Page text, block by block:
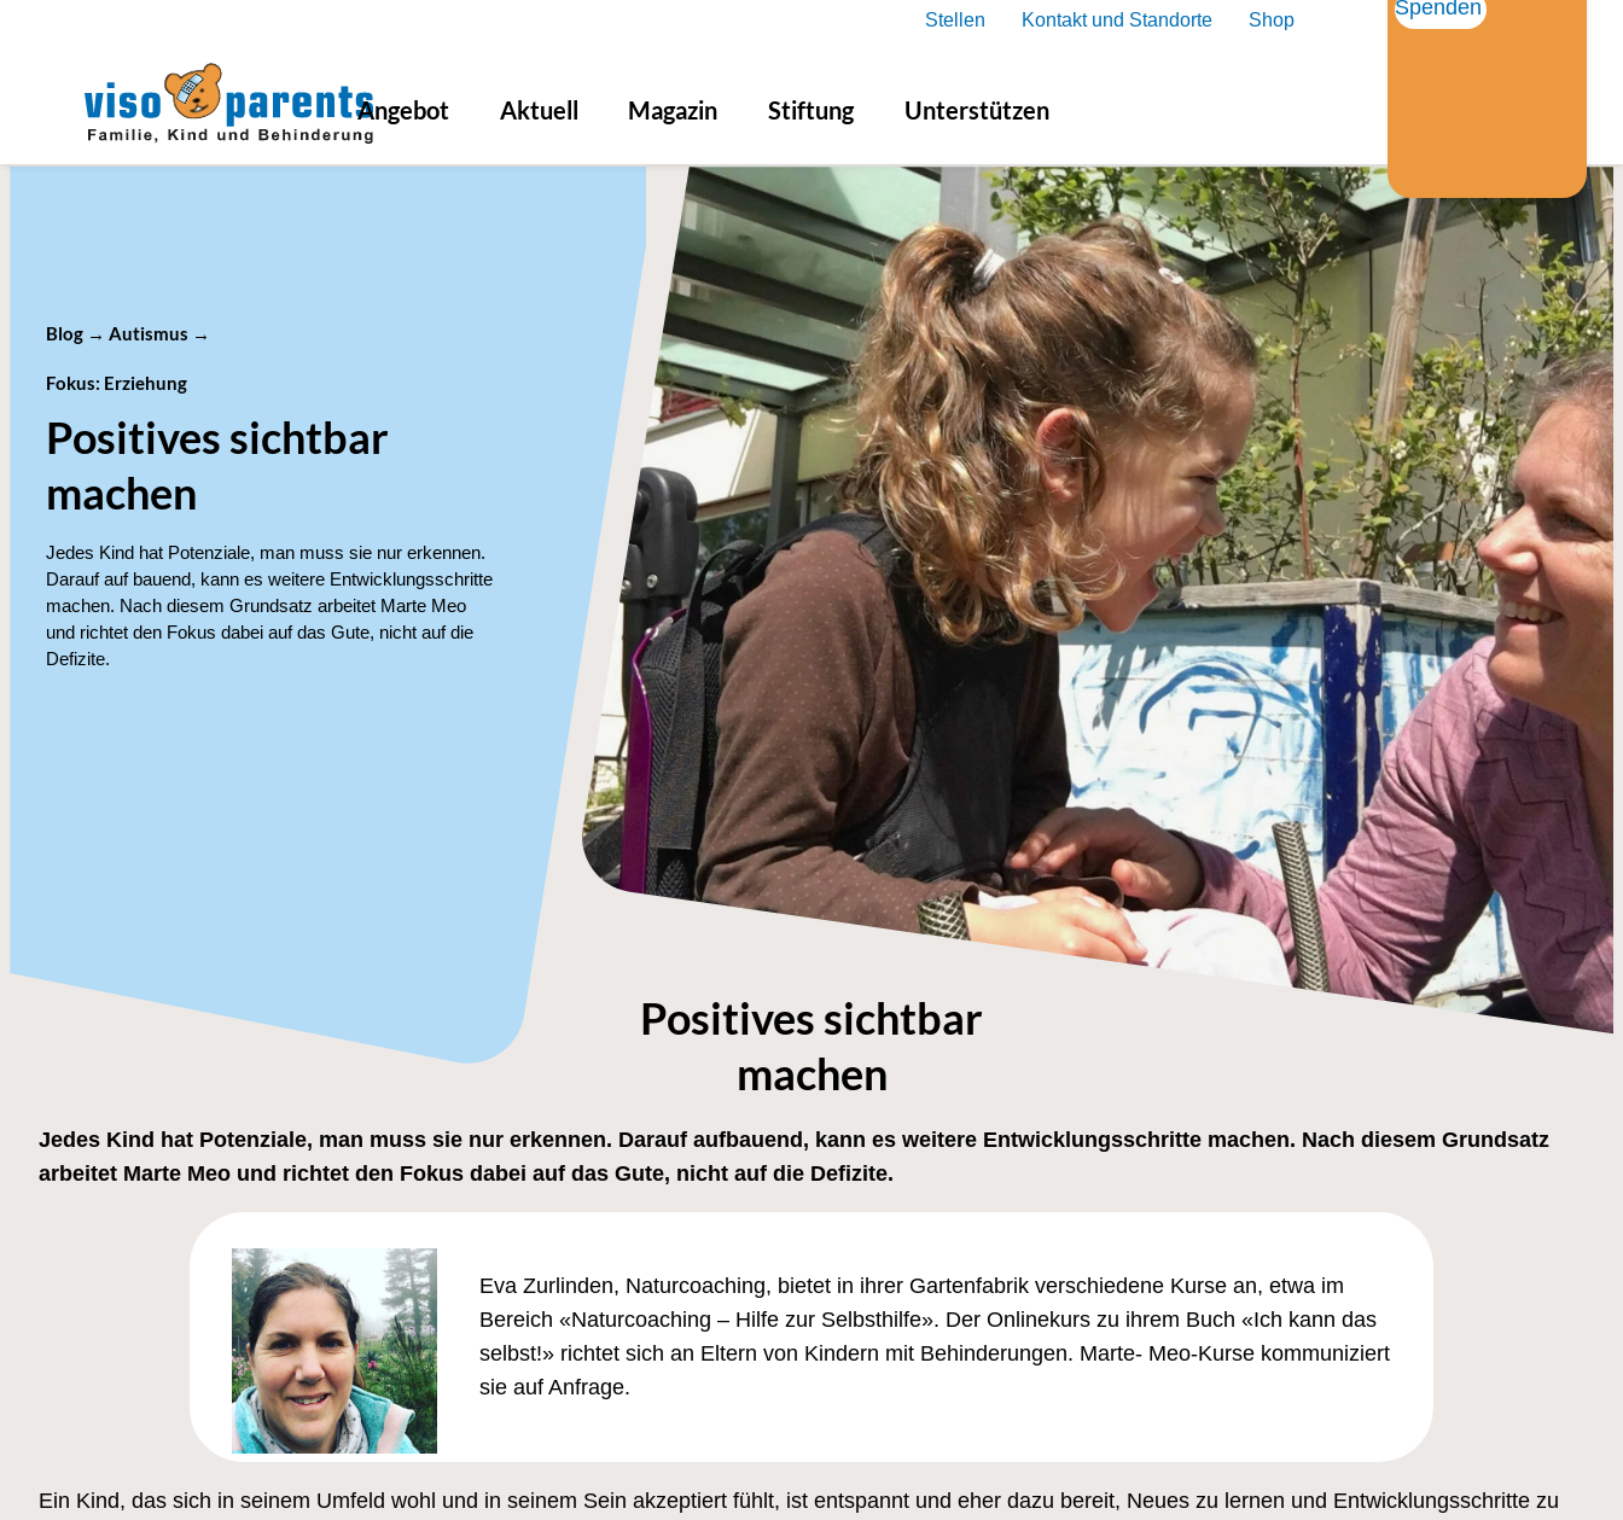
Stellen Kontakt und Standorte Shop
Angebot Aktuell Magazin Stiftung Unterstützen
Spenden
Blog → Autismus →
Fokus: Erziehung
Positives sichtbar
machen
Jedes Kind hat Potenziale, man muss sie nur erkennen.
Darauf auf bauend, kann es weitere Entwicklungsschritte
machen. Nach diesem Grundsatz arbeitet Marte Meo
und richtet den Fokus dabei auf das Gute, nicht auf die
Defizite.
Positives sichtbar
machen
Jedes Kind hat Potenziale, man muss sie nur erkennen. Darauf aufbauend, kann es weitere Entwicklungsschritte machen. Nach diesem Grundsatz
arbeitet Marte Meo und richtet den Fokus dabei auf das Gute, nicht auf die Defizite.
Eva Zurlinden, Naturcoaching, bietet in ihrer Gartenfabrik verschiedene Kurse an, etwa im
Bereich «Naturcoaching – Hilfe zur Selbsthilfe». Der Onlinekurs zu ihrem Buch «Ich kann das
selbst!» richtet sich an Eltern von Kindern mit Behinderungen. Marte- Meo-Kurse kommuniziert
sie auf Anfrage.
Ein Kind, das sich in seinem Umfeld wohl und in seinem Sein akzeptiert fühlt, ist entspannt und eher dazu bereit, Neues zu lernen und Entwicklungsschritte zu